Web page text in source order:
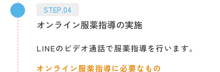
STEP.04
オンライン服薬指導の実施
LINEのビデオ通話で服薬指導を行います。
オンライン服薬指導に必要なもの